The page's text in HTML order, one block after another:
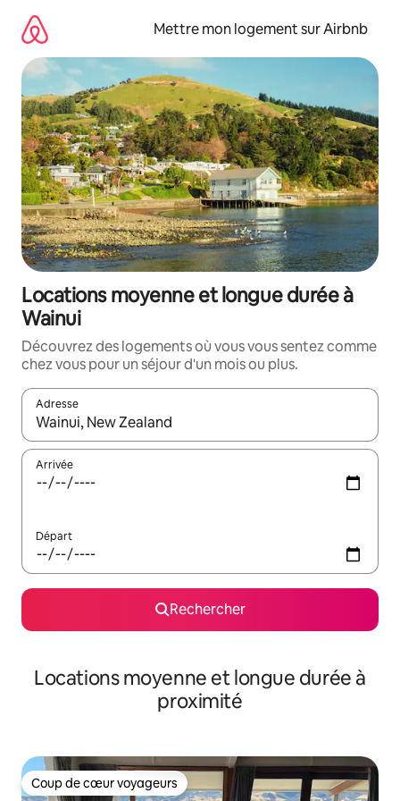
directement
contenu
Mettre mon logement sur Airbnb
Locations moyenne et longue durée à
Wainui
Découvrez des logements où vous vous sentez comme
chez vous pour un séjour d'un mois ou plus.
Adresse
Lorsque les résultats s'affichent, utilisez les flèches vers le
Arrivée
Départ
Rechercher
Locations moyenne et longue durée à
proximité
Coup de cœur voyageurs
Coup de cœur voyageurs